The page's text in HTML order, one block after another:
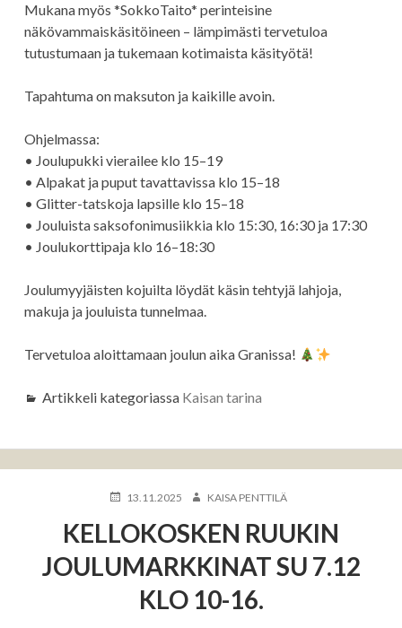
Mukana myös *SokkoTaito* perinteisine
näkövammaiskäsitöineen – lämpimästi tervetuloa
tutustumaan ja tukemaan kotimaista käsityötä!
Tapahtuma on maksuton ja kaikille avoin.
Ohjelmassa:
• Joulupukki vierailee klo 15–19
• Alpakat ja puput tavattavissa klo 15–18
• Glitter-tatskoja lapsille klo 15–18
• Jouluista saksofonimusiikkia klo 15:30, 16:30 ja 17:30
• Joulukorttipaja klo 16–18:30
Joulumyyjäisten kojuilta löydät käsin tehtyjä lahjoja,
makuja ja jouluista tunnelmaa.
Tervetuloa aloittamaan joulun aika Granissa!
Artikkeli kategoriassa Kaisan tarina
KIRJOITETTU
13.11.2025 KIRJOITTAJA
KAISA PENTTILÄ
KELLOKOSKEN RUUKIN
JOULUMARKKINAT SU 7.12
KLO 10-16.